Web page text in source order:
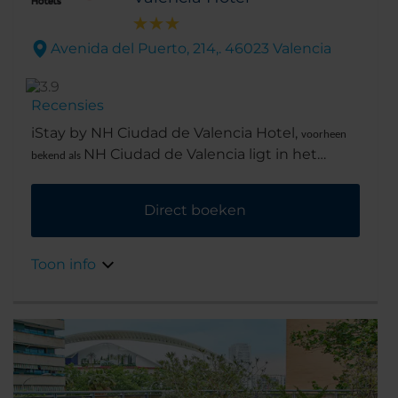
Avenida del Puerto, 214,. 46023 Valencia
Recensies
iStay by NH Ciudad de Valencia Hotel, voorheen
bekend als NH Ciudad de Valencia ligt in het
de haven en de stranden, en attracties zoals
de Ciutat de les Arts i les Ciències en het
Direct boeken
Toon info